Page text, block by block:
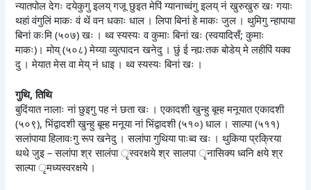
न्यातपोल देगः दयेकुगु इलय् गजू छुइत मेपिं ग्यानाच्वंगु इलय् नं खुरुखुरु खः गयाः
थहां वंगुलिं माकः वं थें वन धकाः धाल । लिपा बिनां हे माकः जुल । थुमिगु न्हापाया
बिनां कःमि (५०७) खः । थ्व स्यस्यः व कुमाः बिनां खः (स्वयादिसँ; कुमाः
माकः)। मोय् (५०८) मेय्या व्युत्पादन खनेदु । छुं ई न्ह्यःतक बोडेय् मे लहीपिं यक्व
दु । मेयात मेस वा मेय् नं धाइ । थ्व स्यस्यः बिनां खः ।
गुथि, तिथि
बुदिंयात नालाः नां छुइगु पह नं छता खः । एकादशी खुन्हु बूम्ह मनूयात एकादशी
(५०९), भिंद्वादशी खुन्हु बूम्ह मनूया नां भिंद्वादशी (५१०) धाल । साल्पा (५११)
सलांपाया हिलावःगु रूप खनेदु । सलांपा गुथिया पाःब्व खः । थुकिया प्रक्रिया
थथे जुइ – सलांपा श्र सालंपा ृस्वरक्षये श्र सालपा ृनासिक्य ध्वनि क्षये श्र
साल्पा ृमध्यस्वरक्षये ।